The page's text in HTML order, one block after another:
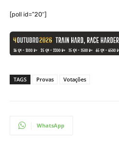
[poll id=”20″]
TAGS Provas Votações
WhatsApp